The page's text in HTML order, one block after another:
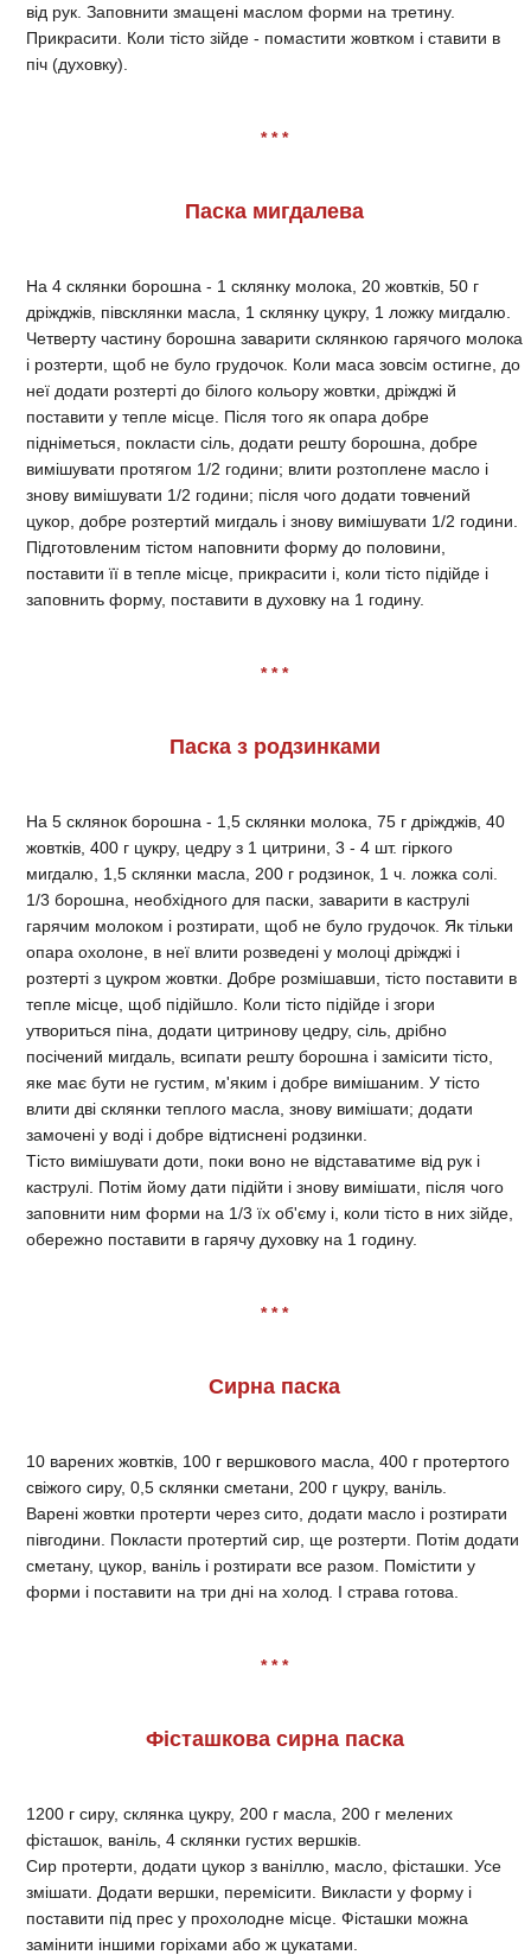
від рук. Заповнити змащені маслом форми на третину.
Прикрасити. Коли тісто зійде - помастити жовтком і ставити в
піч (духовку).
* * *
Паска мигдалева
На 4 склянки борошна - 1 склянку молока, 20 жовтків, 50 г
дріжджів, півсклянки масла, 1 склянку цукру, 1 ложку мигдалю.
Четверту частину борошна заварити склянкою гарячого молока
і розтерти, щоб не було грудочок. Коли маса зовсім остигне, до
неї додати розтерті до білого кольору жовтки, дріжджі й
поставити у тепле місце. Після того як опара добре
підніметься, покласти сіль, додати решту борошна, добре
вимішувати протягом 1/2 години; влити розтоплене масло і
знову вимішувати 1/2 години; після чого додати товчений
цукор, добре розтертий мигдаль і знову вимішувати 1/2 години.
Підготовленим тістом наповнити форму до половини,
поставити її в тепле місце, прикрасити і, коли тісто підійде і
заповнить форму, поставити в духовку на 1 годину.
* * *
Паска з родзинками
На 5 склянок борошна - 1,5 склянки молока, 75 г дріжджів, 40
жовтків, 400 г цукру, цедру з 1 цитрини, 3 - 4 шт. гіркого
мигдалю, 1,5 склянки масла, 200 г родзинок, 1 ч. ложка солі.
1/3 борошна, необхідного для паски, заварити в каструлі
гарячим молоком і розтирати, щоб не було грудочок. Як тільки
опара охолоне, в неї влити розведені у молоці дріжджі і
розтерті з цукром жовтки. Добре розмішавши, тісто поставити в
тепле місце, щоб підійшло. Коли тісто підійде і згори
утвориться піна, додати цитринову цедру, сіль, дрібно
посічений мигдаль, всипати решту борошна і замісити тісто,
яке має бути не густим, м'яким і добре вимішаним. У тісто
влити дві склянки теплого масла, знову вимішати; додати
замочені у воді і добре відтиснені родзинки.
Тісто вимішувати доти, поки воно не відставатиме від рук і
каструлі. Потім йому дати підійти і знову вимішати, після чого
заповнити ним форми на 1/3 їх об'єму і, коли тісто в них зійде,
обережно поставити в гарячу духовку на 1 годину.
* * *
Сирна паска
10 варених жовтків, 100 г вершкового масла, 400 г протертого
свіжого сиру, 0,5 склянки сметани, 200 г цукру, ваніль.
Варені жовтки протерти через сито, додати масло і розтирати
півгодини. Покласти протертий сир, ще розтерти. Потім додати
сметану, цукор, ваніль і розтирати все разом. Помістити у
форми і поставити на три дні на холод. І страва готова.
* * *
Фісташкова сирна паска
1200 г сиру, склянка цукру, 200 г масла, 200 г мелених
фісташок, ваніль, 4 склянки густих вершків.
Сир протерти, додати цукор з ваніллю, масло, фісташки. Усе
змішати. Додати вершки, перемісити. Викласти у форму і
поставити під прес у прохолодне місце. Фісташки можна
замінити іншими горіхами або ж цукатами.